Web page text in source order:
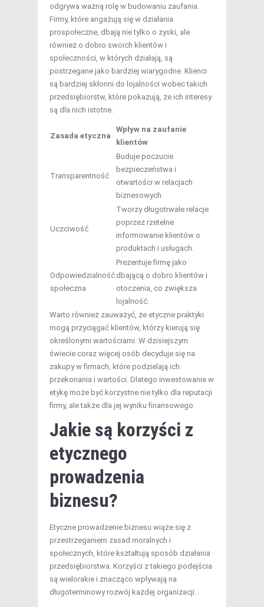
odgrywa ważną rolę w budowaniu zaufania.
Firmy, które angażują się w działania
prospołeczne, dbają nie tylko o zyski, ale
również o dobro swoich klientów i
społeczności, w których działają, są
postrzegane jako bardziej wiarygodne. Klienci
są bardziej skłonni do lojalności wobec takich
przedsiębiorstw, które pokazują, że ich interesy
są dla nich istotne.
Zasada etyczna
Wpływ na zaufanie
klientów
Transparentność
Buduje poczucie
bezpieczeństwa i
otwartości w relacjach
biznesowych.
Uczciwość
Tworzy długotrwałe relacje
poprzez rzetelne
informowanie klientów o
produktach i usługach.
Odpowiedzialność
społeczna
Prezentuje firmę jako
dbającą o dobro klientów i
otoczenia, co zwiększa
lojalność.
Warto również zauważyć, że etyczne praktyki
mogą przyciągać klientów, którzy kierują się
określonymi wartościami. W dzisiejszym
świecie coraz więcej osób decyduje się na
zakupy w firmach, które podzielają ich
przekonania i wartości. Dlatego inwestowanie w
etykę może być korzystne nie tylko dla reputacji
firmy, ale także dla jej wyniku finansowego.
Jakie są korzyści z
etycznego
prowadzenia
biznesu?
Etyczne prowadzenie biznesu wiąże się z
przestrzeganiem zasad moralnych i
społecznych, które kształtują sposób działania
przedsiębiorstwa. Korzyści z takiego podejścia
są wielorakie i znacząco wpływają na
długoterminowy rozwój każdej organizacji.